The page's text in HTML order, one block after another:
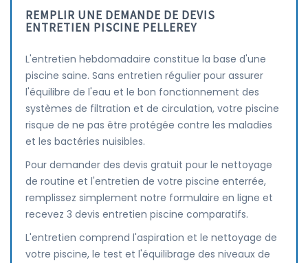
REMPLIR UNE DEMANDE DE DEVIS
ENTRETIEN PISCINE PELLEREY
L'entretien hebdomadaire constitue la base d'une
piscine saine. Sans entretien régulier pour assurer
l'équilibre de l'eau et le bon fonctionnement des
systèmes de filtration et de circulation, votre piscine
risque de ne pas être protégée contre les maladies
et les bactéries nuisibles.
Pour demander des devis gratuit pour le nettoyage
de routine et l'entretien de votre piscine enterrée,
remplissez simplement notre formulaire en ligne et
recevez 3 devis entretien piscine comparatifs.
L'entretien comprend l'aspiration et le nettoyage de
votre piscine, le test et l'équilibrage des niveaux de